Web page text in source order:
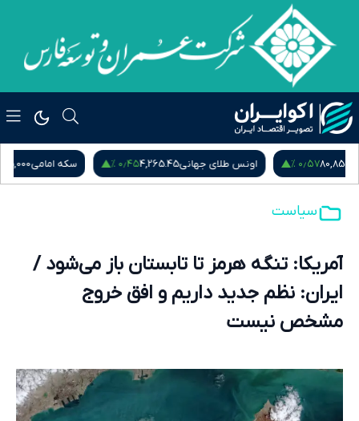
اونس طلای جهانی 4,265.45۰٫۴۵ % سکه امامی185,015,000۰٫۵۴ %
سیاست
آمریکا: تنگه هرمز تا تابستان باز می‌شود /
ایران: نظم جدید داریم و افق خروج
مشخص نیست